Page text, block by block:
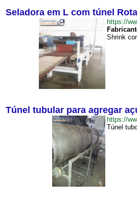
Seladora em L com túnel
https://
Shrink
Túnel tubular para agregar
https://
Túnel